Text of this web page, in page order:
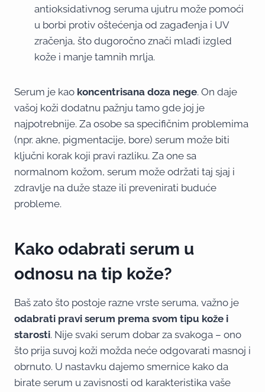
antioksidativnog seruma ujutru može pomoći
u borbi protiv oštećenja od zagađenja i UV
zračenja, što dugoročno znači mlađi izgled
kože i manje tamnih mrlja.
Serum je kao koncentrisana doza nege. On daje
vašoj koži dodatnu pažnju tamo gde joj je
najpotrebnije. Za osobe sa specifičnim problemima
(npr. akne, pigmentacije, bore) serum može biti
ključni korak koji pravi razliku. Za one sa
normalnom kožom, serum može održati taj sjaj i
zdravlje na duže staze ili prevenirati buduće
probleme.
Kako odabrati serum u
odnosu na tip kože?
Baš zato što postoje razne vrste seruma, važno je
odabrati pravi serum prema svom tipu kože i
starosti. Nije svaki serum dobar za svakoga – ono
što prija suvoj koži možda neće odgovarati masnoj i
obrnuto. U nastavku dajemo smernice kako da
birate serum u zavisnosti od karakteristika vaše